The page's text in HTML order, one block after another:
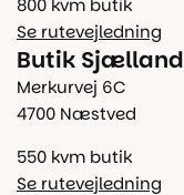
800 kvm butik
Se rutevejledning
Butik Sjælland
Merkurvej 6C
4700 Næstved
550 kvm butik
Se rutevejledning